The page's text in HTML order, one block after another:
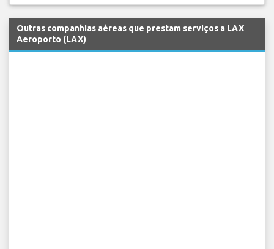
Outras companhias aéreas que prestam serviços a LAX
Aeroporto (LAX)